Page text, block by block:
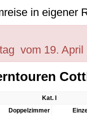
in eigener
vom 19. April
Kat. I
Doppelzimmer